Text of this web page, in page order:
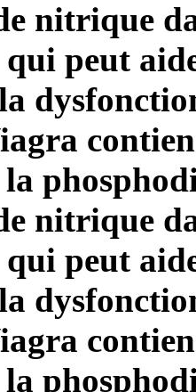
nitrique
peut
nitrique
peut